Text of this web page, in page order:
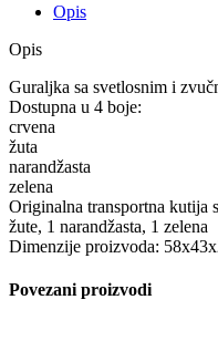
Opis
Opis
Guraljka sa svetlosnim i
Dostupna u 4 boje:
crvena
žuta
narandžasta
zelena
Originalna transportna kutija
žute, 1 narandžasta, 1 zelena
Dimenzije proizvoda:
Povezani proizvodi